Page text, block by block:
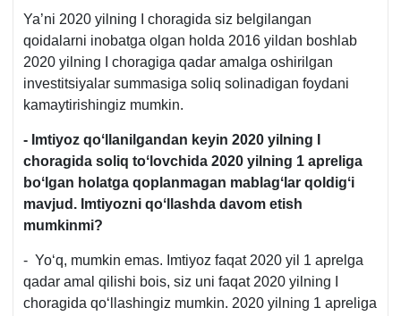
yil
tahrir
SK
159-
m.
q.
y.
2918-
son
Nizom
Ya’ni 2020 yilning I choragida siz belgilangan
qoidalarni inobatga olgan holda 2016 yildan boshlab
2020 yilning I choragiga qadar amalga oshirilgan
investitsiyalar summasiga soliq solinadigan foydani
kamaytirishingiz mumkin.
- Imtiyoz qoʻllanilgandan keyin 2020 yilning I
choragida soliq toʻlovchida 2020 yilning 1 apreliga
boʻlgan holatga qoplanmagan mablagʻlar qoldigʻi
mavjud. Imtiyozni qoʻllashda davom etish
mumkinmi?
- Yoʻq, mumkin emas. Imtiyoz faqat 2020 yil 1 aprelga
qadar amal qilishi bois, siz uni faqat 2020 yilning I
choragida qoʻllashingiz mumkin. 2020 yilning 1 apreliga